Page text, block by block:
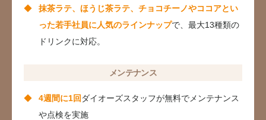
抹茶ラテ、ほうじ茶ラテ、チョコチーノやココアとい
った若手社員に人気のラインナップで、最大13種類の
ドリンクに対応。
メンテナンス
4週間に1回 ダイオーズスタッフが無料でメンテナンス
や点検を実施